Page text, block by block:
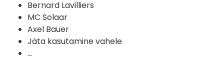
Bernard Lavilliers
MC Solaar
Axel Bauer
Jäta kasutamine vahele
...